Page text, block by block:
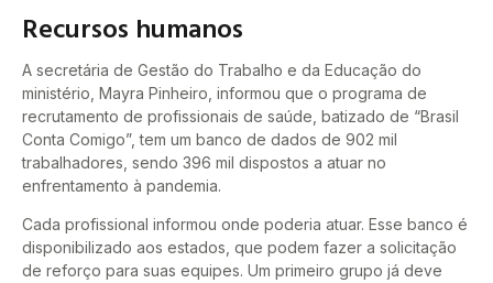
Recursos humanos
A secretária de Gestão do Trabalho e da Educação do
ministério, Mayra Pinheiro, informou que o programa de
recrutamento de profissionais de saúde, batizado de “Brasil
Conta Comigo”, tem um banco de dados de 902 mil
trabalhadores, sendo 396 mil dispostos a atuar no
enfrentamento à pandemia.
Cada profissional informou onde poderia atuar. Esse banco é
disponibilizado aos estados, que podem fazer a solicitação
de reforço para suas equipes. Um primeiro grupo já deve